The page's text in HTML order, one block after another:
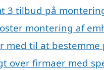
3 tilbud på
montering af
med til at
over firmaer med